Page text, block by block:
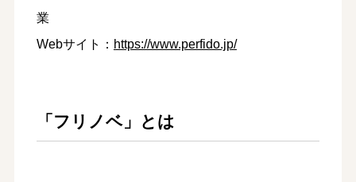
業
Webサイト： https://www.perfido.jp/
「フリノベ」とは